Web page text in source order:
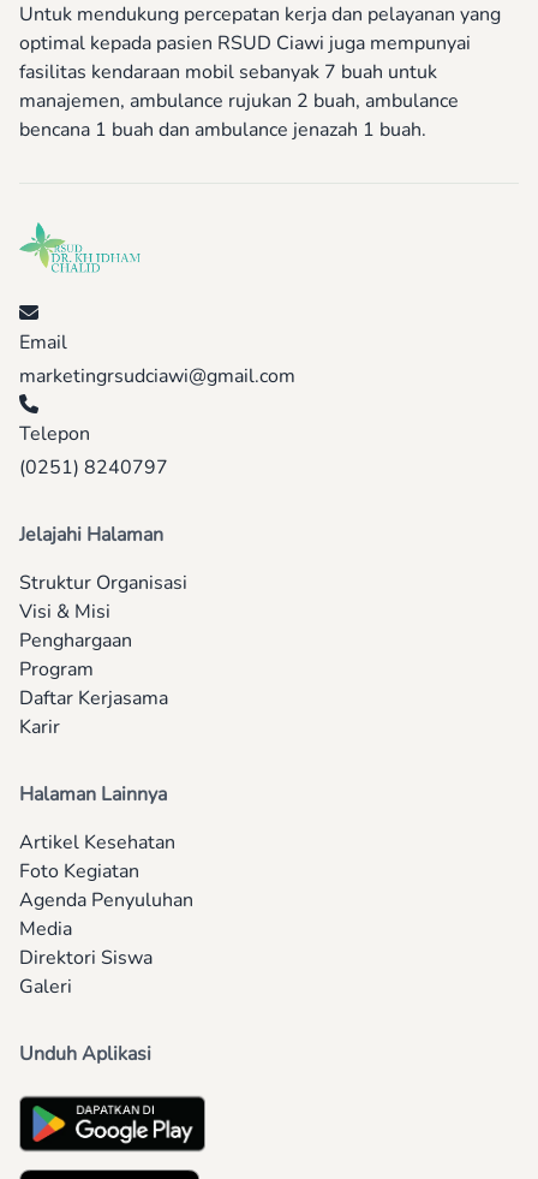
Untuk mendukung percepatan kerja dan pelayanan yang
optimal kepada pasien RSUD Ciawi juga mempunyai
fasilitas kendaraan mobil sebanyak 7 buah untuk
manajemen, ambulance rujukan 2 buah, ambulance
bencana 1 buah dan ambulance jenazah 1 buah.
Email
marketingrsudciawi@gmail.com
Telepon
(0251) 8240797
Jelajahi Halaman
Struktur Organisasi
Visi & Misi
Penghargaan
Program
Daftar Kerjasama
Karir
Halaman Lainnya
Artikel Kesehatan
Foto Kegiatan
Agenda Penyuluhan
Media
Direktori Siswa
Galeri
Unduh Aplikasi